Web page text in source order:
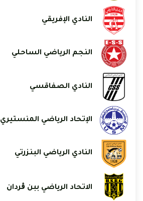
النادي الإفريقي
النجم الرياضي الساحلي
النادي الصفاقسي
الإتحاد الرياضي المنستيري
النادي الرياضي البنزرتي
الاتحاد الرياضي ببن ڨردان